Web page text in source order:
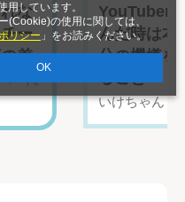
用しています。
(Cookie)の使用に関しては、
リシー 」をお読みください。
OK
な
ー
差
ー代
YouTuber
んだ時は
分の機嫌を
ること
いけちゃん（